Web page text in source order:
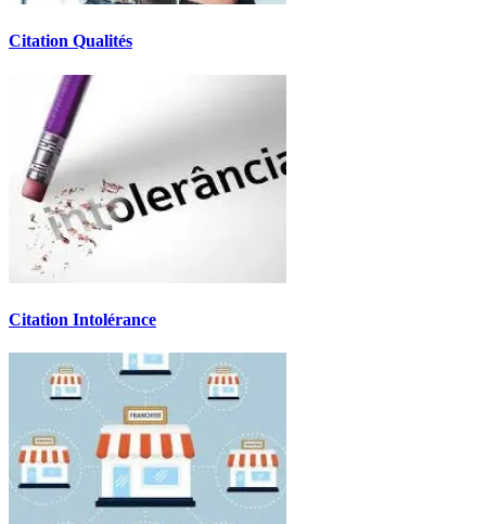
Citation Qualités
Citation Intolérance